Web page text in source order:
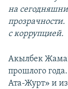
на
с коррупцией.
Акылбек
прошлого
Ата-Журт» и